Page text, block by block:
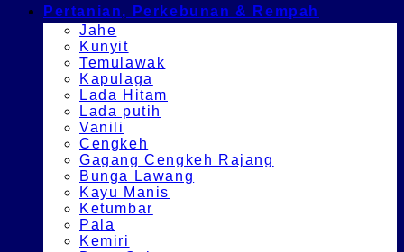
Pertanian, Perkebunan & Rempah
Jahe
Kunyit
Temulawak
Kapulaga
Lada Hitam
Lada putih
Vanili
Cengkeh
Gagang Cengkeh Rajang
Bunga Lawang
Kayu Manis
Ketumbar
Pala
Kemiri